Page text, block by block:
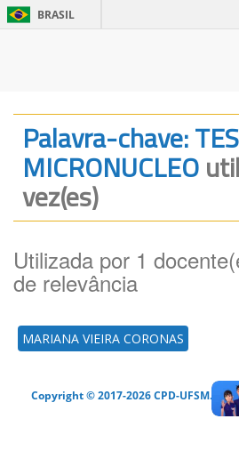
BRASIL
Palavra-chave:
MICRONUCLEO
vez(es)
Utilizada por 1
de relevância
MARIANA VIEIRA CORONAS
Copyright © 2017-2026 CPD-UFSM.